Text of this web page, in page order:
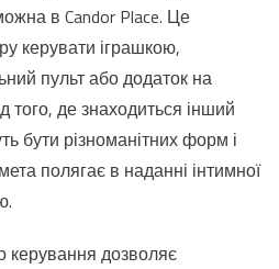
в Candor Place. Це
керувати іграшкою,
пульт або додаток на
того, де знаходиться інший
бути різноманітних форм і
полягає в наданні інтимної
керування дозволяє